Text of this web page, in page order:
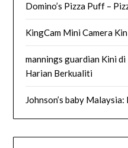
Domino’s Pizza Puff –
KingCam Mini Camera
mannings guardian Kini
Harian Berkualiti
Johnson’s baby